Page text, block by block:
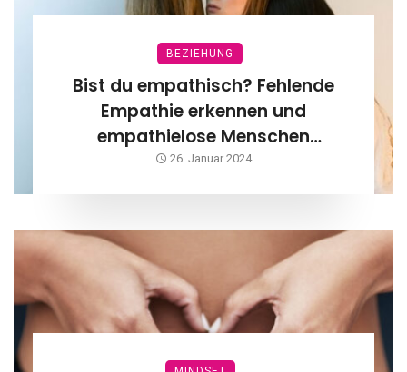
BEZIEHUNG
Bist du empathisch? Fehlende
Empathie erkennen und
empathielose Menschen
verstehen
26. Januar 2024